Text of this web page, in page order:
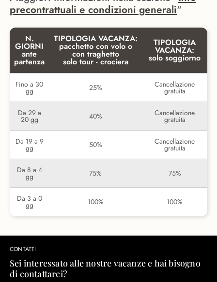
precontrattuali e condizioni generali"
N.
GIORNI
ante
partenza
TIPOLOGIA VACANZA:
pacchetto con volo o
con traghetto
solo tour - crociera
TIPOLOGIA
VACANZA:
solo soggiorno
Fino a 30
gg 25% Cancellazione
gratuita
Da 29 a
20 gg 40% Cancellazione
gratuita
Da 19 a 9
gg 50% Cancellazione
gratuita
Da 8 a 4
gg 75% 75%
Da 3 a 0
gg 100% 100%
CONTATTI
Sei interessato alle nostre vacanze e hai bisogno
di contattarci?